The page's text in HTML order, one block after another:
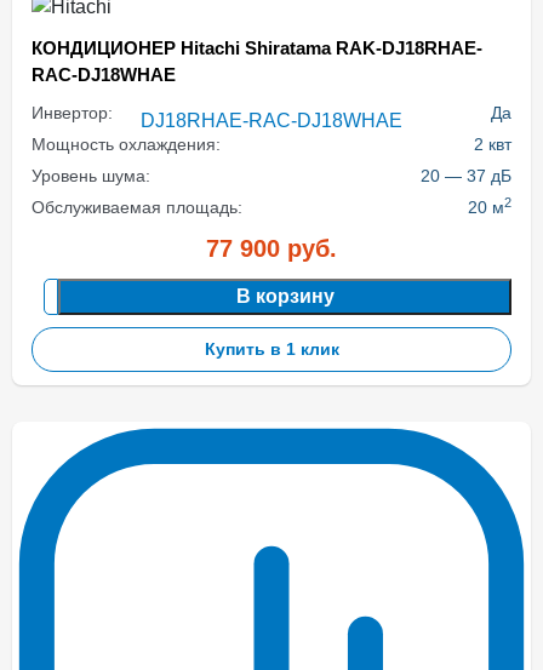
КОНДИЦИОНЕР Hitachi Shiratama RAK-DJ18RHAE-
RAC-DJ18WHAE
Инвертор:
Да
Мощность охлаждения:
2 квт
Уровень шума:
20 — 37 дБ
Обслуживаемая площадь:
20 м2
77 900 руб.
В корзину
Купить в 1 клик